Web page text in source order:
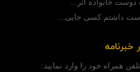
دوست خانواده اثر...
داشتم کسی جایی...
خبرنامه
همراه خود را وارد نمایید: